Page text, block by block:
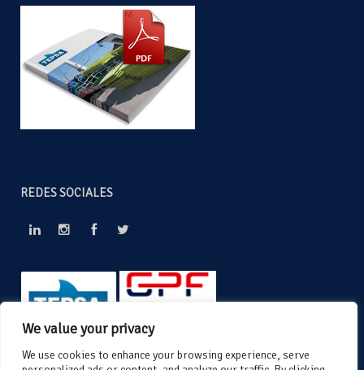
We value your privacy
We use cookies to enhance your browsing experience, serve
REDES SOCIALES